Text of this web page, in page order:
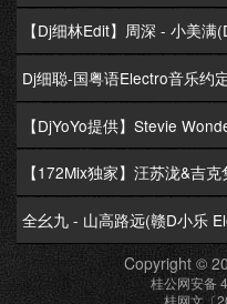
【Dj细林Edit】周深 - 小美
【DjYoYo提供】Stevie
全幺九 - 山高路远(赣D小乐
Copyright ©
桂公网安备
桂网文〔